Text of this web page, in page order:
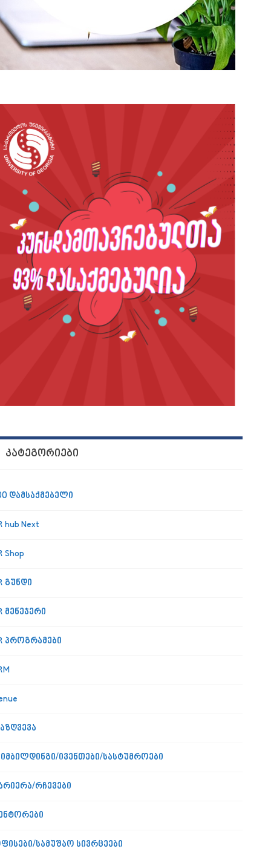
ᲙᲐᲢᲔᲒᲝᲠᲘᲔᲑᲘ
დამსაქმებელი
hub Next
Shop
გუნდი
მენეჯერი
პროგრამები
ივენთები/სასტუმროები
რჩევები
სამუშაო სივრცეები